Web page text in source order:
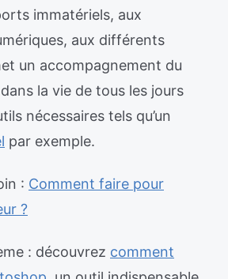
immatériels, aux
aux différents
un accompagnement du
la vie de tous les jours
nécessaires tels qu’un
par exemple.
: Comment faire pour
?
: découvrez comment